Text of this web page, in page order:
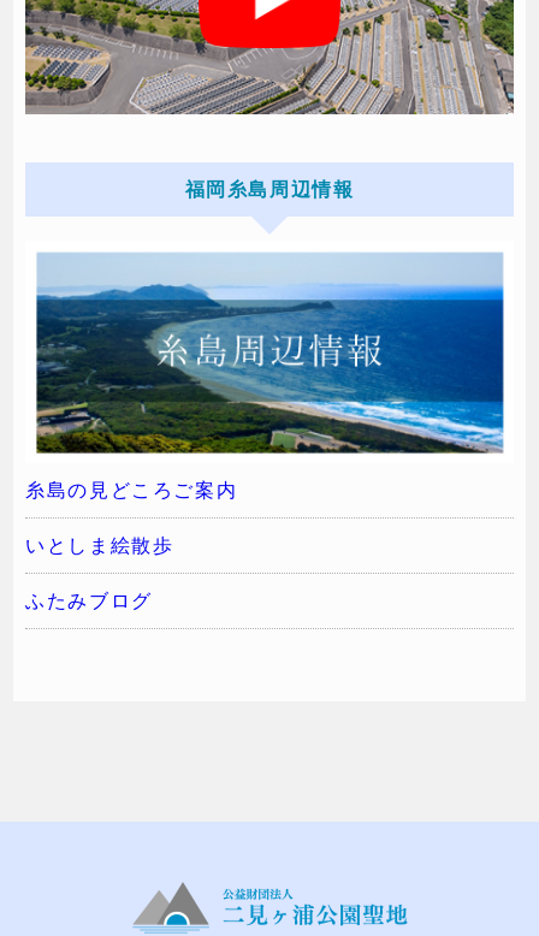
福岡糸島周辺情報
糸島の見どころご案内
いとしま絵散歩
ふたみブログ